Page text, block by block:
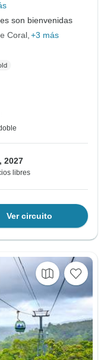
son bienvenidas
Coral +3 más
2027
libres
Ver circuito